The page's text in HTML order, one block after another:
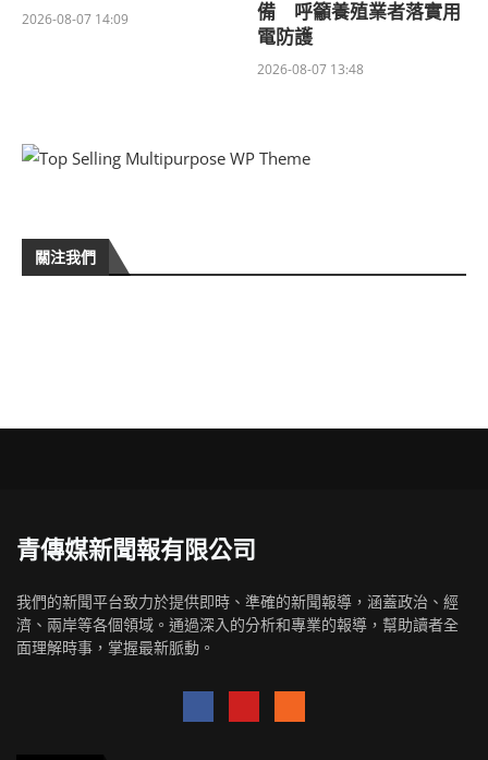
2026-08-07 14:09
備 呼籲養殖業者落實用
電防護
2026-08-07 13:48
關注我們
青傳媒新聞報有限公司
我們的新聞平台致力於提供即時、準確的新聞報導，涵蓋政治、經
濟、兩岸等各個領域。通過深入的分析和專業的報導，幫助讀者全
面理解時事，掌握最新脈動。